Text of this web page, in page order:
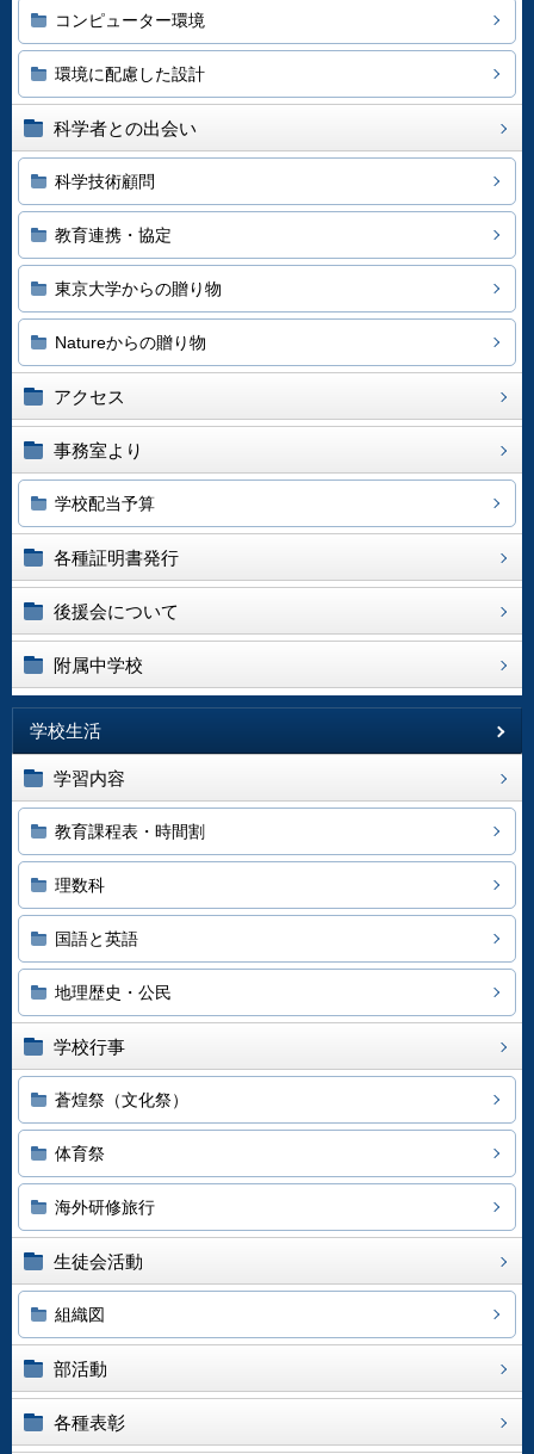
コンピューター環境
環境に配慮した設計
科学者との出会い
科学技術顧問
教育連携・協定
東京大学からの贈り物
Natureからの贈り物
アクセス
事務室より
学校配当予算
各種証明書発行
後援会について
附属中学校
学校生活
学習内容
教育課程表・時間割
理数科
国語と英語
地理歴史・公民
学校行事
蒼煌祭（文化祭）
体育祭
海外研修旅行
生徒会活動
組織図
部活動
各種表彰